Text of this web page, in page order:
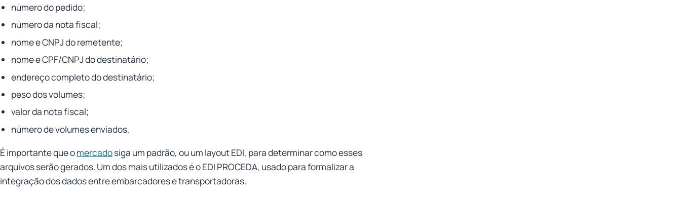
número do pedido;
número da nota fiscal;
nome e CNPJ do remetente;
nome e CPF/CNPJ do destinatário;
endereço completo do destinatário;
peso dos volumes;
valor da nota fiscal;
número de volumes enviados.
É importante que omercadosiga um padrão, ou um layout EDI, para determinar como esses
arquivos serão gerados. Um dos mais utilizados é o EDI PROCEDA, usado para formalizar a
integração dos dados entre embarcadores e transportadoras.